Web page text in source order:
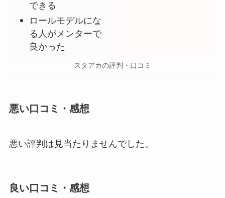
できる
ロールモデルにな
る人がメンターで
良かった
スタアカの評判・口コミ
悪い口コミ・感想
悪い評判は見当たりませんでした。
良い口コミ・感想